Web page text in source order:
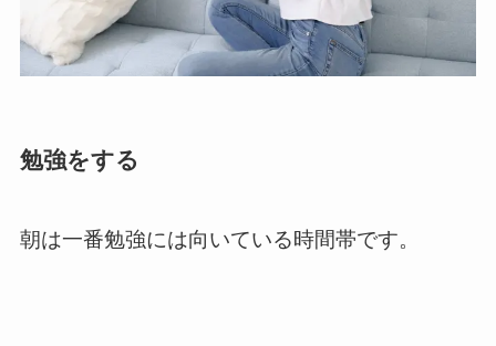
勉強をする
朝は一番勉強には向いている時間帯です。